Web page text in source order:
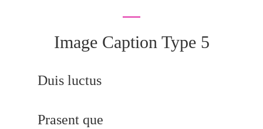
Image Caption Type 5
Duis luctus
Prasent que